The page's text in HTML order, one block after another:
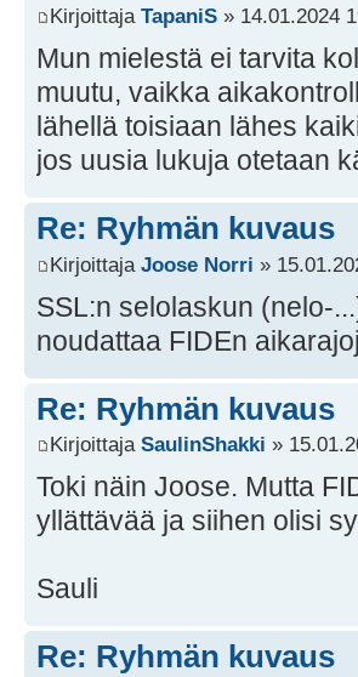
Kirjoittaja TapaniS » 14.01.2024
Mun mielestä ei tarvita
muutu, vaikka
lähellä toisiaan lähes
jos uusia lukuja otetaan
Re: Ryhmän kuvaus
Kirjoittaja Joose Norri »
SSL:n selolaskun (nelo-
noudattaa FIDEn
Re: Ryhmän kuvaus
Kirjoittaja SaulinShakki »
Toki näin Joose. Mutta
yllättävää ja siihen olisi
Sauli
Re: Ryhmän kuvaus